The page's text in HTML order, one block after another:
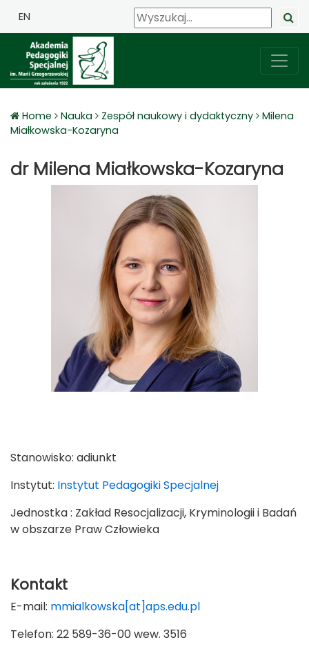
EN
Home Nauka Zespół naukowy i dydaktyczny
Milena
Miałkowska-Kozaryna
dr Milena Miałkowska-Kozaryna
Stanowisko: adiunkt
Instytut: Instytut Pedagogiki Specjalnej
Jednostka : Zakład Resocjalizacji, Kryminologii i Badań
w obszarze Praw Człowieka
Kontakt
E-mail: mmialkowska[at]aps.edu.pl
Telefon: 22 589-36-00 wew. 3516